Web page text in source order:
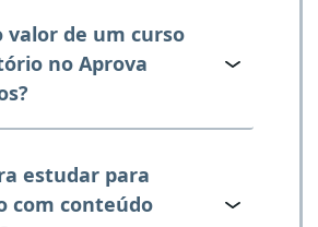
valor de um curso
no Aprova
estudar para
com conteúdo